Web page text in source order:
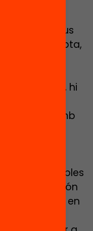
objectius
no compta,
de
De fet, hi
ara la
quals amb
fer
últim, la
infal·libles
que sí són
de la ciència en
en